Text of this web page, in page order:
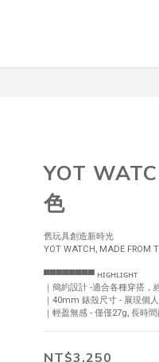
YOT
色
舊玩具創造新時光
YOT WATCH, MADE FROM
▀▀▀▀▀▀▀▀ ʜɪɢʜʟɪɢʜᴛ
｜簡約設計 -適合各種穿搭，
｜40mm 錶殼尺寸 - 展現個
｜輕盈無感 - 僅僅27g, 長時
NT$3,250